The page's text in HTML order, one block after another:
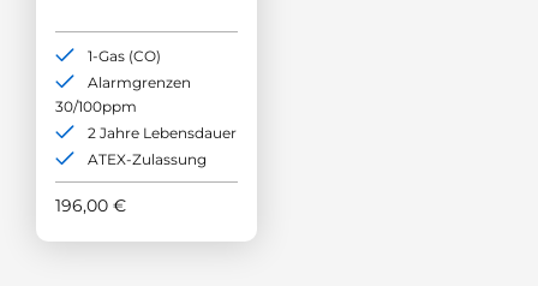
196,00 €
1-Gas (CO)
Alarmgrenzen
30/100ppm
2 Jahre Lebensdauer
ATEX-Zulassung